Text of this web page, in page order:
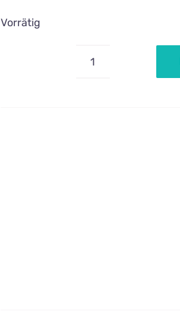
Vorrätig
Kraftpapierdraht